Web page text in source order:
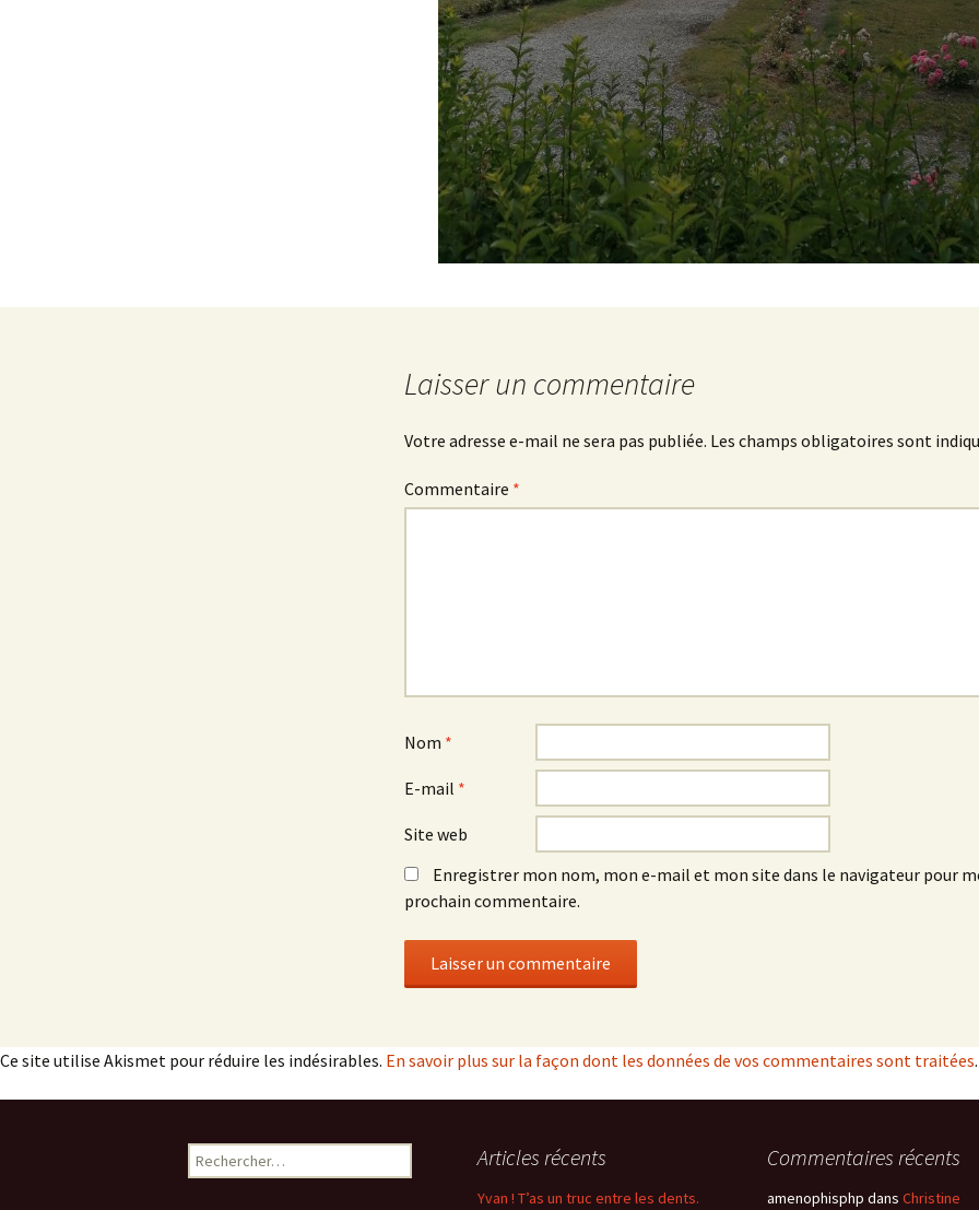
Paella au barbecue
Laisser un commentaire
Votre adresse e-mail ne sera pas publiée. Les champs obligatoires sont
Commentaire *
Nom *
E-mail *
Site web
Enregistrer mon nom, mon e-mail et mon site dans le navigateur pour
prochain commentaire.
Ce site utilise Akismet pour réduire les indésirables. En savoir plus sur la façon dont les données de vos commentaires sont traitées.
Rechercher : Articles récents
Yvan ! T’as un truc entre les dents.
Commentaires récents
amenophisphp dans Christine